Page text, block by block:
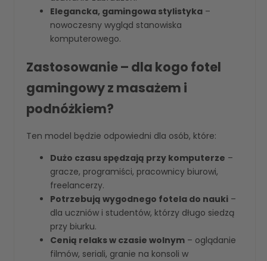
Elegancka, gamingowa stylistyka –
nowoczesny wygląd stanowiska
komputerowego.
Zastosowanie – dla kogo fotel
gamingowy z masażem i
podnóżkiem?
Ten model będzie odpowiedni dla osób, które:
Dużo czasu spędzają przy komputerze –
gracze, programiści, pracownicy biurowi,
freelancerzy.
Potrzebują wygodnego fotela do nauki –
dla uczniów i studentów, którzy długo siedzą
przy biurku.
Cenią relaks w czasie wolnym – oglądanie
filmów, seriali, granie na konsoli w